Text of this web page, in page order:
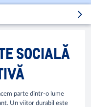
SOCIALĂ
parte dintr-o lume
Un viitor durabil este